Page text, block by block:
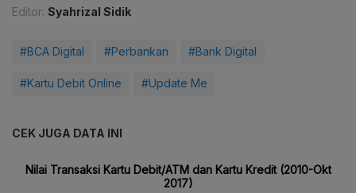
Editor: Syahrizal Sidik
#BCA Digital #Perbankan #Bank Digital
#Kartu Debit Online #Update Me
CEK JUGA DATA INI